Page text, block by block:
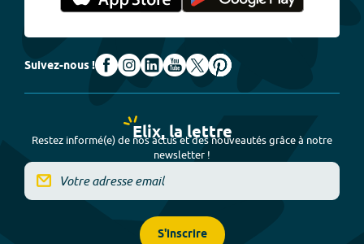
Suivez-nous !
Elix, la lettre
Restez informé(e) de nos actus et des nouveautés grâce à notre
newsletter !
S'inscrire